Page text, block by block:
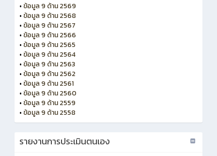
• ข้อมูล 9 ด้าน 2569
• ข้อมูล 9 ด้าน 2568
• ข้อมูล 9 ด้าน 2567
• ข้อมูล 9 ด้าน 2566
• ข้อมูล 9 ด้าน 2565
• ข้อมูล 9 ด้าน 2564
• ข้อมูล 9 ด้าน 2563
• ข้อมูล 9 ด้าน 2562
• ข้อมูล 9 ด้าน 2561
• ข้อมูล 9 ด้าน 2560
• ข้อมูล 9 ด้าน 2559
• ข้อมูล 9 ด้าน 2558
รายงานการประเมินตนเอง